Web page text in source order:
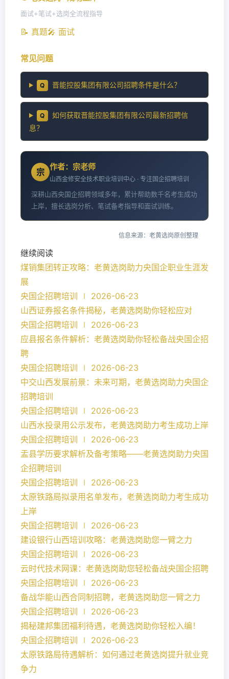
面试+笔试+选岗全流程指导
📝 真题🎤 面试
常见问题
Q 晋能控股集团有限公司招聘条件是什么？
Q
如何获取晋能控股集团有限公司最新招聘信
息？
宗
作者：宗老师
山西金修安全技术职业培训中心 · 专注国企招聘培训
深耕山西央国企招聘领域多年，累计帮助数千名考生成功
上岸，擅长选岗分析、笔试备考指导和面试训练。
信息来源：老黄选岗原创整理
继续阅读
煤销集团转正攻略：老黄选岗助力央国企职业生涯发
展
央国企招聘培训 ∣ 2026-06-23
山西证券报名条件揭秘，老黄选岗助你轻松应对
央国企招聘培训 ∣ 2026-06-23
应县报名条件解析：老黄选岗助你轻松备战央国企招
聘
央国企招聘培训 ∣ 2026-06-23
中交山西发展前景：未来可期，老黄选岗助力央国企
招聘培训
央国企招聘培训 ∣ 2026-06-23
山西水投录用公示发布，老黄选岗助力考生成功上岸
央国企招聘培训 ∣ 2026-06-23
盂县学历要求解析及备考策略——老黄选岗助力央国
企招聘培训
央国企招聘培训 ∣ 2026-06-23
太原铁路局拟录用名单发布，老黄选岗助力考生成功
上岸
央国企招聘培训 ∣ 2026-06-23
建设银行山西培训攻略：老黄选岗助您一臂之力
央国企招聘培训 ∣ 2026-06-23
云时代技术网课：老黄选岗助您轻松备战央国企招聘
央国企招聘培训 ∣ 2026-06-23
备战华能山西合同制招聘，老黄选岗助您一臂之力
央国企招聘培训 ∣ 2026-06-23
揭秘建邦集团福利待遇，老黄选岗助你轻松入编！
央国企招聘培训 ∣ 2026-06-23
太原铁路局待遇解析：如何通过老黄选岗提升就业竞
争力